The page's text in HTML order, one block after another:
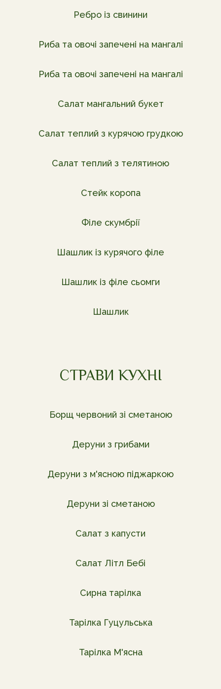
Ребро із свинини
Риба та овочі запечені на мангалі
Риба та овочі запечені на мангалі
Салат мангальний букет
Салат теплий з курячою грудкою
Салат теплий з телятиною
Стейк коропа
Філе скумбрії
Шашлик із курячого філе
Шашлик із філе сьомги
Шашлик
СТРАВИ КУХНІ
Борщ червоний зі сметаною
Деруни з грибами
Деруни з м'ясною піджаркою
Деруни зі сметаною
Салат з капусти
Салат Літл Бебі
Сирна тарілка
Тарілка Гуцульська
Тарілка М'ясна